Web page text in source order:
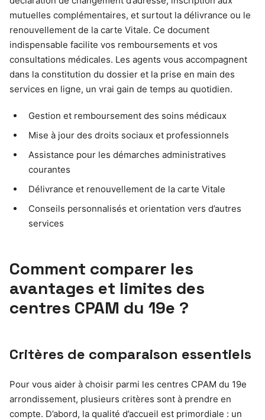
mutuelles complémentaires, et surtout la délivrance ou le
renouvellement de la carte Vitale. Ce document
indispensable facilite vos remboursements et vos
consultations médicales. Les agents vous accompagnent
dans la constitution du dossier et la prise en main des
services en ligne, un vrai gain de temps au quotidien.
Gestion et remboursement des soins médicaux
Mise à jour des droits sociaux et professionnels
Assistance pour les démarches administratives
courantes
Délivrance et renouvellement de la carte Vitale
Conseils personnalisés et orientation vers d’autres
services
Comment comparer les
avantages et limites des
centres CPAM du 19e ?
Critères de comparaison essentiels
Pour vous aider à choisir parmi les centres CPAM du 19e
arrondissement, plusieurs critères sont à prendre en
compte. D’abord, la qualité d’accueil est primordiale : un